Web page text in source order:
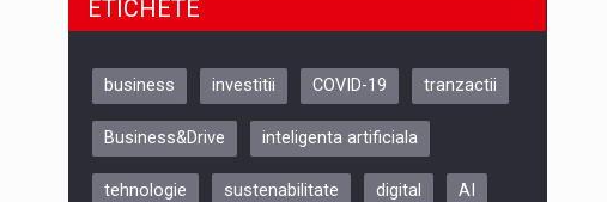
ARTEMIS LETO, ORADEA, 8
Oradea – 8 Oct 2026
ETICHETE
business investitii COVID-19 tranzactii
Business&Drive inteligenta artificiala
tehnologie sustenabilitate digital AI